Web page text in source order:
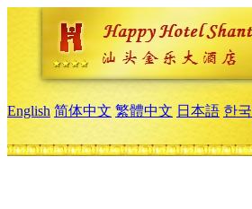
English 简体中文 繁體中文 日本語 한